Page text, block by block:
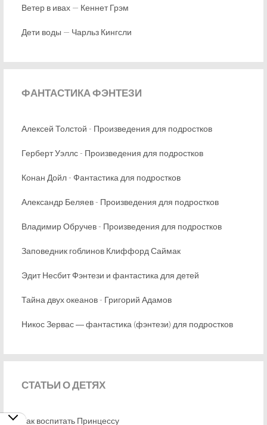
Ветер в ивах — Кеннет Грэм
Дети воды — Чарльз Кингсли
ФАНТАСТИКАФЭНТЕЗИ
Алексей Толстой - Произведения для подростков
Герберт Уэллс - Произведения для подростков
Конан Дойл - Фантастика для подростков
Александр Беляев - Произведения для подростков
Владимир Обручев - Произведения для подростков
Заповедник гоблинов Клиффорд Саймак
Эдит Несбит Фэнтези и фантастика для детей
Тайна двух океанов - Григорий Адамов
Никос Зервас ― фантастика (фэнтези) для подростков
СТАТЬИО ДЕТЯХ
Как воспитать Принцессу